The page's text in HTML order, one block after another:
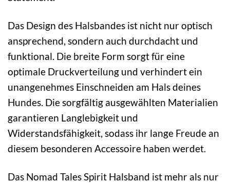
Das Design des Halsbandes ist nicht nur optisch
ansprechend, sondern auch durchdacht und
funktional. Die breite Form sorgt für eine
optimale Druckverteilung und verhindert ein
unangenehmes Einschneiden am Hals deines
Hundes. Die sorgfältig ausgewählten Materialien
garantieren Langlebigkeit und
Widerstandsfähigkeit, sodass ihr lange Freude an
diesem besonderen Accessoire haben werdet.
Das Nomad Tales Spirit Halsband ist mehr als nur